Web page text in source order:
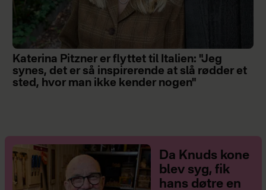
Katerina Pitzner er flyttet til Italien: "Jeg
synes, det er så inspirerende at slå rødder et
sted, hvor man ikke kender nogen"
Da Knuds kone
blev syg, fik
hans døtre en